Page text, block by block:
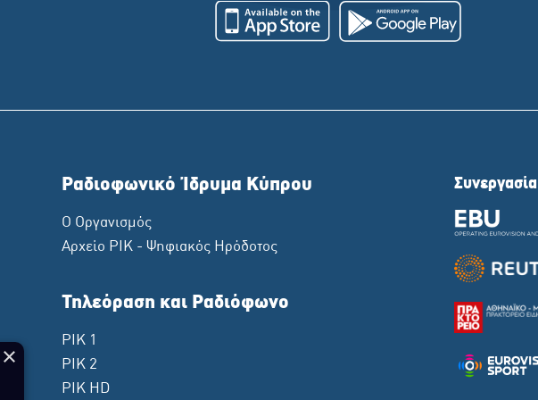
Ραδιοφωνικό Ίδρυμα Κύπρου
Ο Οργανισμός
Αρχείο ΡΙΚ - Ψηφιακός Ηρόδοτος
Τηλεόραση και Ραδιόφωνο
ΡΙΚ 1
ΡΙΚ 2
ΡΙΚ HD
×